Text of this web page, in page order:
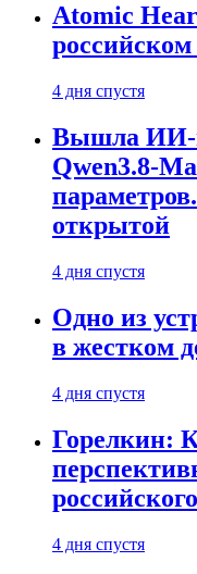
Atomic
российском
4 дня спустя
Вышла ИИ-
Qwen3.8-
открытой
4 дня спустя
Одно из
в жестком
4 дня спустя
Горелкин:
4 дня спустя